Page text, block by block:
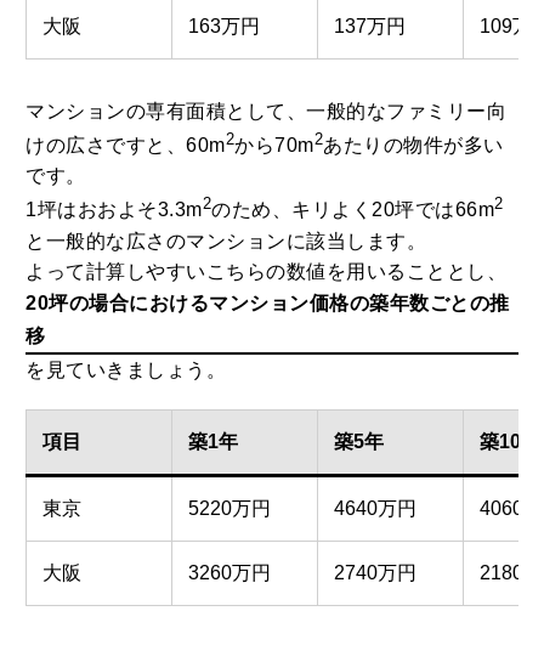
大阪 163万円 137万円 109万
マンションの専有面積として、一般的なファミリー向
けの広さですと、60m2から70m2あたりの物件が多い
です。
1坪はおおよそ3.3m2のため、キリよく20坪では66m2
と一般的な広さのマンションに該当します。
よって計算しやすいこちらの数値を用いることとし、
20坪の場合におけるマンション価格の築年数ごとの推
移
を見ていきましょう。
項目 築1年 築5年 築10年
東京 5220万円 4640万円 4060
大阪 3260万円 2740万円 2180